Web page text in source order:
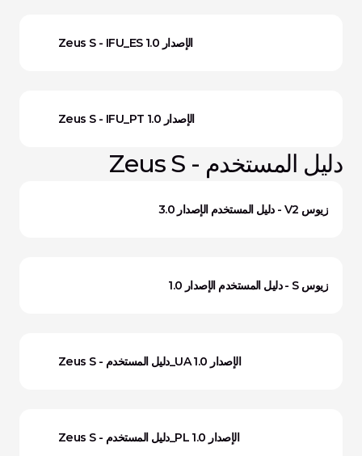
Zeus S - IFU_ES الإصدار 1.0
Zeus S - IFU_PT الإصدار 1.0
دليل المستخدم - Zeus S
زيوس V2 - دليل المستخدم الإصدار 3.0
زيوس S - دليل المستخدم الإصدار 1.0
Zeus S - دليل المستخدم_UA الإصدار 1.0
Zeus S - دليل المستخدم_PL الإصدار 1.0